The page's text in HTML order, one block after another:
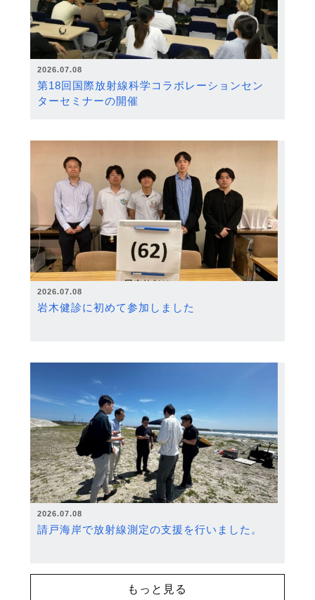
2026.07.08
第18回国際放射線科学コラボレーションセン
ターセミナーの開催
2026.07.08
岩木健診に初めて参加しました
2026.07.08
請戸海岸で放射線測定の支援を行いました。
もっと見る